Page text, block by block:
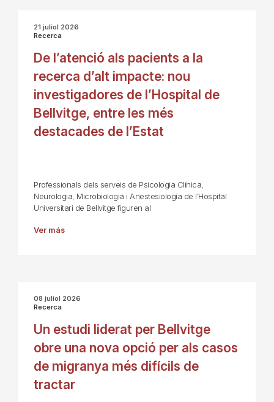
21 juliol 2026
Recerca
De l’atenció als pacients a la
recerca d’alt impacte: nou
investigadores de l’Hospital de
Bellvitge, entre les més
destacades de l’Estat
Professionals dels serveis de Psicologia Clínica,
Neurologia, Microbiologia i Anestesiologia de l’Hospital
Universitari de Bellvitge figuren al
Ver más
08 juliol 2026
Recerca
Un estudi liderat per Bellvitge
obre una nova opció per als casos
de migranya més difícils de
tractar